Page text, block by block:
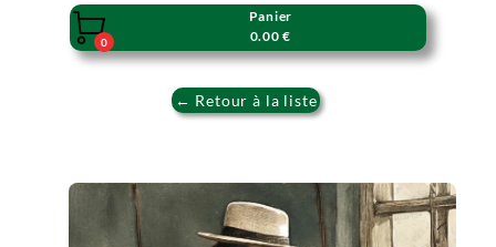

0
Panier
0.00 €
← Retour à la liste